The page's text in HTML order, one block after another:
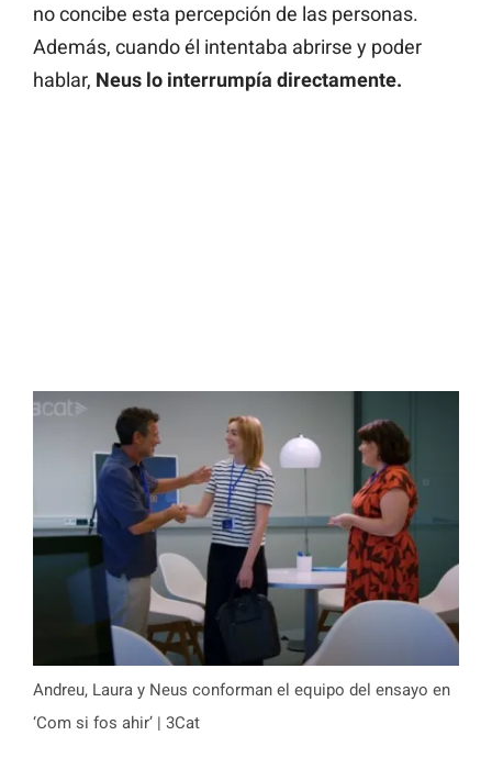
no concibe esta percepción de las personas.
Además, cuando él intentaba abrirse y poder
hablar, Neus lo interrumpía directamente.
Andreu, Laura y Neus conforman el equipo del ensayo en
‘Com si fos ahir’ | 3Cat